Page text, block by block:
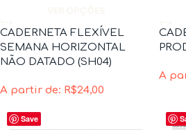
CADERNETA FLEXÍVEL
SEMANA HORIZONTAL
NÃO DATADO (SH04)
A partir de: R$24,00
A
Save